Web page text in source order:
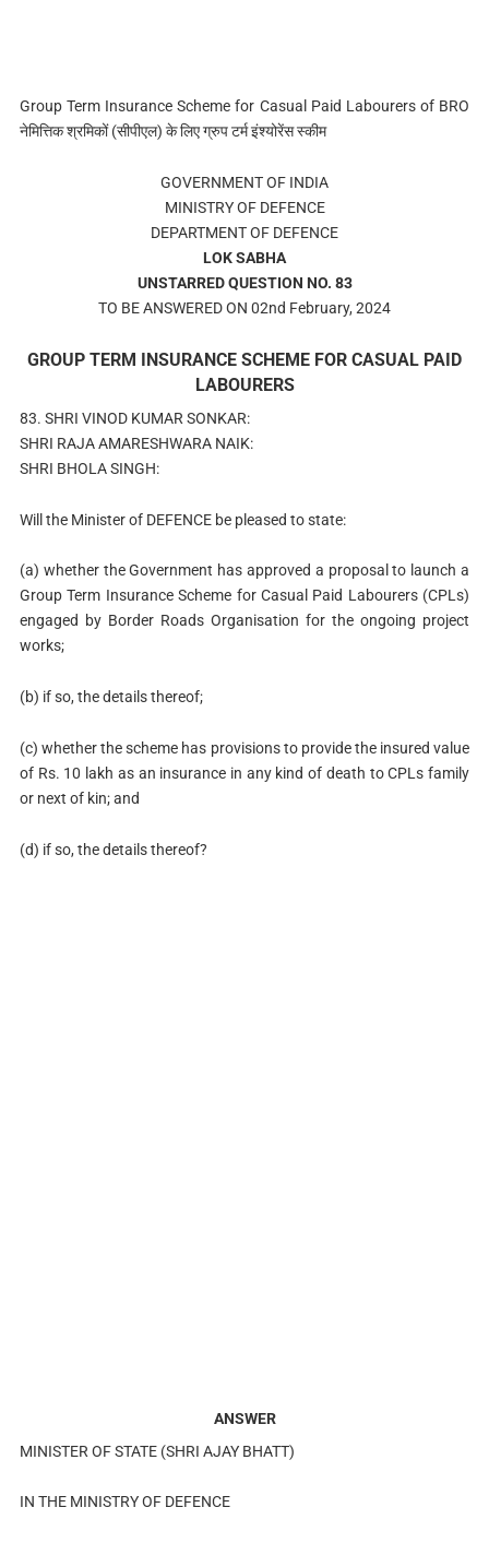
Group Term Insurance Scheme for Casual Paid Labourers of BRO
नेमित्तिक श्रमिकों (सीपीएल) के लिए ग्रुप टर्म इंश्योरेंस स्कीम
GOVERNMENT OF INDIA
MINISTRY OF DEFENCE
DEPARTMENT OF DEFENCE
LOK SABHA
UNSTARRED QUESTION NO. 83
TO BE ANSWERED ON 02nd February, 2024
GROUP TERM INSURANCE SCHEME FOR CASUAL PAID
LABOURERS
83. SHRI VINOD KUMAR SONKAR:
SHRI RAJA AMARESHWARA NAIK:
SHRI BHOLA SINGH:
Will the Minister of DEFENCE be pleased to state:
(a) whether the Government has approved a proposal to launch a
Group Term Insurance Scheme for Casual Paid Labourers (CPLs)
engaged by Border Roads Organisation for the ongoing project
works;
(b) if so, the details thereof;
(c) whether the scheme has provisions to provide the insured value
of Rs. 10 lakh as an insurance in any kind of death to CPLs family
or next of kin; and
(d) if so, the details thereof?
ANSWER
MINISTER OF STATE (SHRI AJAY BHATT)
IN THE MINISTRY OF DEFENCE